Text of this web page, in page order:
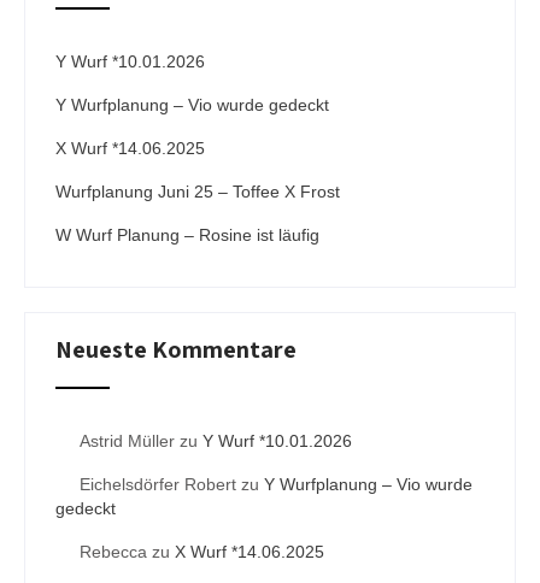
Y Wurf *10.01.2026
Y Wurfplanung – Vio wurde gedeckt
X Wurf *14.06.2025
Wurfplanung Juni 25 – Toffee X Frost
W Wurf Planung – Rosine ist läufig
Neueste Kommentare
Astrid Müller zu Y Wurf *10.01.2026
Eichelsdörfer Robert zu Y Wurfplanung – Vio wurde
gedeckt
Rebecca zu X Wurf *14.06.2025